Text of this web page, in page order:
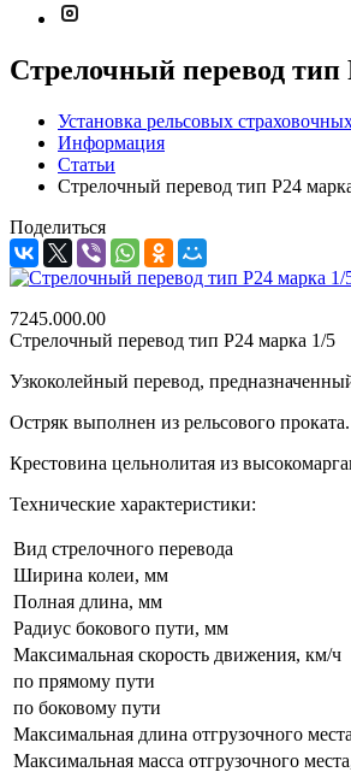
Стрелочный перевод тип
Установка рельсовых
Информация
Статьи
Стрелочный перевод тип Р24
Поделиться
7245.000.00
Стрелочный перевод тип Р24 марка 1/5
Узкоколейный перевод,
Остряк выполнен из рельсового проката.
Крестовина цельнолитая из
Технические характеристики:
Вид стрелочного перевода
Ширина колеи, мм
Полная длина, мм
Радиус бокового пути, мм
Максимальная скорость движения, км/ч
по прямому пути
по боковому пути
Максимальная длина отгрузочного
Максимальная масса отгрузочного